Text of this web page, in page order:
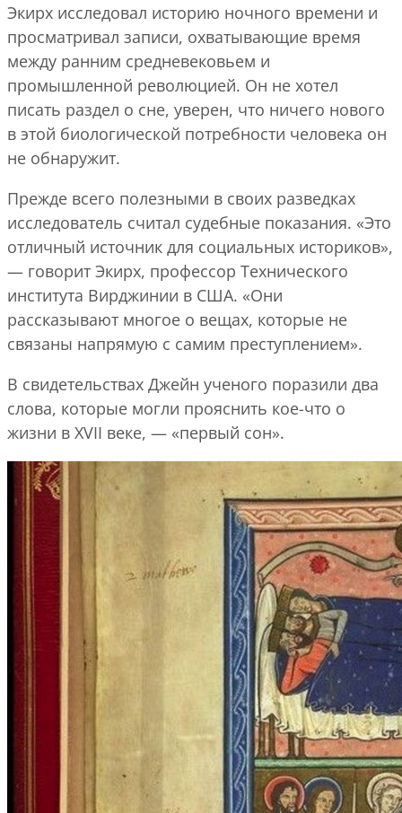
Экирх исследовал историю ночного времени и
просматривал записи, охватывающие время
между ранним средневековьем и
промышленной революцией. Он не хотел
писать раздел о сне, уверен, что ничего нового
в этой биологической потребности человека он
не обнаружит.
Прежде всего полезными в своих разведках
исследователь считал судебные показания. «Это
отличный источник для социальных историков»,
— говорит Экирх, профессор Технического
института Вирджинии в США. «Они
рассказывают многое о вещах, которые не
связаны напрямую с самим преступлением».
В свидетельствах Джейн ученого поразили два
слова, которые могли прояснить кое-что о
жизни в XVII веке, — «первый сон».